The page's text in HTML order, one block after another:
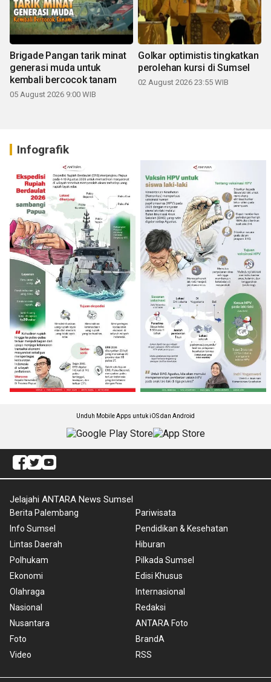
Brigade Pangan tarik minat
generasi muda untuk
kembali bercocok tanam
05 August 2026 9:00 WIB
Golkar optimistis tingkatkan
perolehan kursi di Sumsel
02 August 2026 23:55 WIB
Infografik
Unduh Mobile Apps untuk iOS dan Android
Jelajahi ANTARA News Sumsel
Berita Palembang
Info Sumsel
Lintas Daerah
Polhukam
Ekonomi
Olahraga
Nasional
Nusantara
Foto
Video
Pariwisata
Pendidikan & Kesehatan
Hiburan
Pilkada Sumsel
Edisi Khusus
Internasional
Redaksi
ANTARA Foto
BrandA
RSS